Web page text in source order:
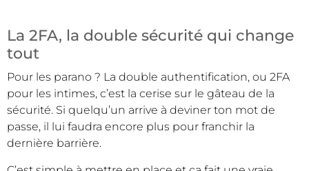
La 2FA, la double sécurité qui change
tout
Pour les parano ? La double authentification, ou 2FA
pour les intimes, c’est la cerise sur le gâteau de la
sécurité. Si quelqu’un arrive à deviner ton mot de
passe, il lui faudra encore plus pour franchir la
dernière barrière.